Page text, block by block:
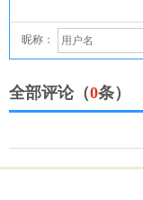
昵称：
全部评论（0条）